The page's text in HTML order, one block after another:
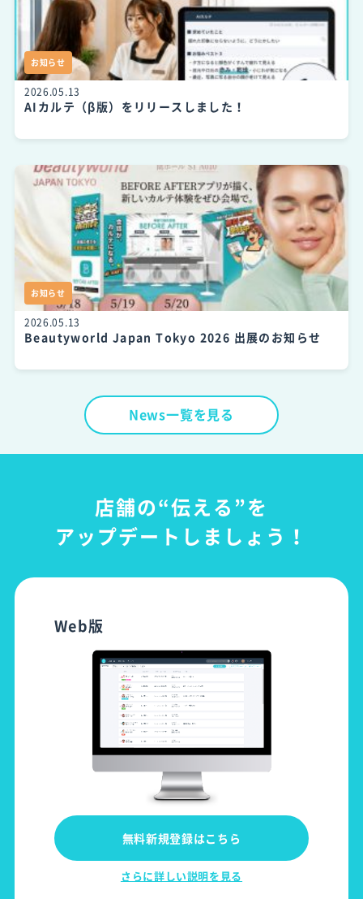
お知らせ
2026.05.13
AIカルテ（β版）をリリースしました！
お知らせ
2026.05.13
Beautyworld Japan Tokyo 2026 出展のお知らせ
News一覧を見る
店舗の“伝える”を
アップデートしましょう！
Web版
無料新規登録はこちら
さらに詳しい説明を見る